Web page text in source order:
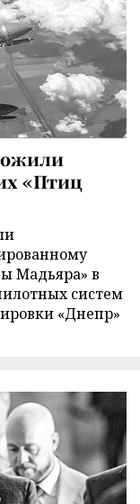
«Птиц
Мадьяра» в
систем
«Днепр»